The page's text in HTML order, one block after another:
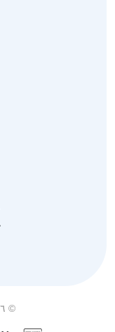
© ٢٠٢٦ حقوق الطبع والنشر